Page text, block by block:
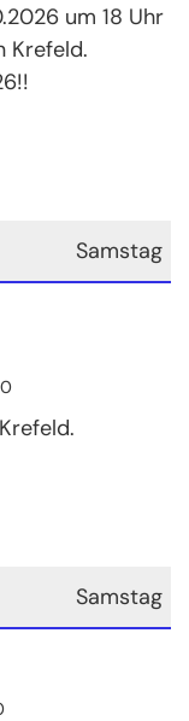
um 18 Uhr
Krefeld.
Samstag
Samstag